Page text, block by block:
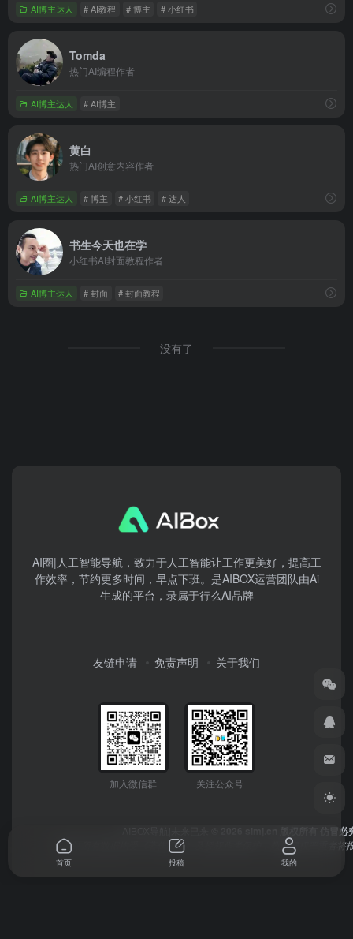
AI博主达人 # AI教程 # 博主 # 小红书
Tomda
热门AI编程作者
AI博主达人 # AI博主
黄白
热门AI创意内容作者
AI博主达人 # 博主 # 小红书 # 达人
书生今天也在学
小红书AI封面教程作者
AI博主达人 # 封面 # 封面教程
没有了
AI圈|人工智能导航，致力于人工智能让工作更美好，提高工
作效率，节约更多时间，早点下班。是AIBOX运营团队由Ai
生成的平台，录属于行么AI品牌
友链申请 免责声明 关于我们
加入微信群 关注公众号
© 2026 simj.cn 版权所有 仿冒必
本网站所有数据均受《著作权法》及授权作者保护，数据侵权严重者将
首页 投稿 我的